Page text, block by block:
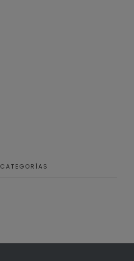
CATEGORÍAS